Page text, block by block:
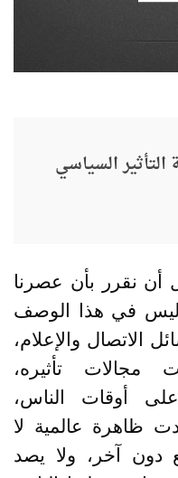
السياسي
أن نقرر بأن عصرنا
في هذا الوصف
الاتصال والإعلام،
مجالات تأثيره،
أوقات الناس،
ظاهرة عالمية لا
دون آخر، ولا يصد